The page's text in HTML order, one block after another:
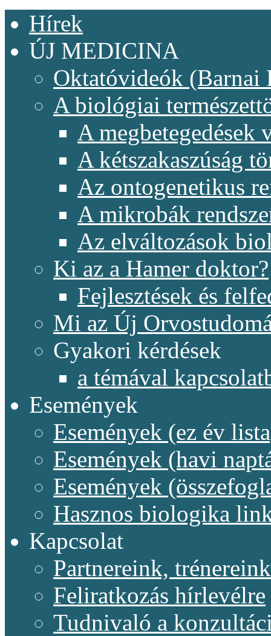
Hírek
ÚJ MEDICINA
Oktatóvideók (Barnai
A biológiai
A megbetegedések
A kétszakaszúság
Az ontogenetikus
A mikrobák
Az elváltozások
Ki az a Hamer doktor?
Fejlesztések és
Mi az Új
Gyakori kérdések
a témával
Események
Események (ez év
Események (havi
Események
Hasznos biologika
Kapcsolat
Partnereink, trénereink
Feliratkozás hírlevélre
Tudnivaló a